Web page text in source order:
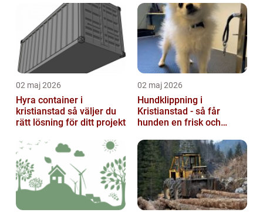
02 maj 2026
Hyra container i
kristianstad så väljer du
rätt lösning för ditt projekt
02 maj 2026
Hundklippning i
Kristianstad - så får
hunden en frisk och